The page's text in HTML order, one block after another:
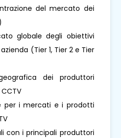
del mercato dei
globale degli obiettivi
(Tier 1, Tier 2 e Tier
dei produttori
per i mercati e i prodotti
con i principali produttori